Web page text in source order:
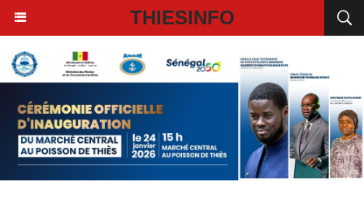
THIESINFO